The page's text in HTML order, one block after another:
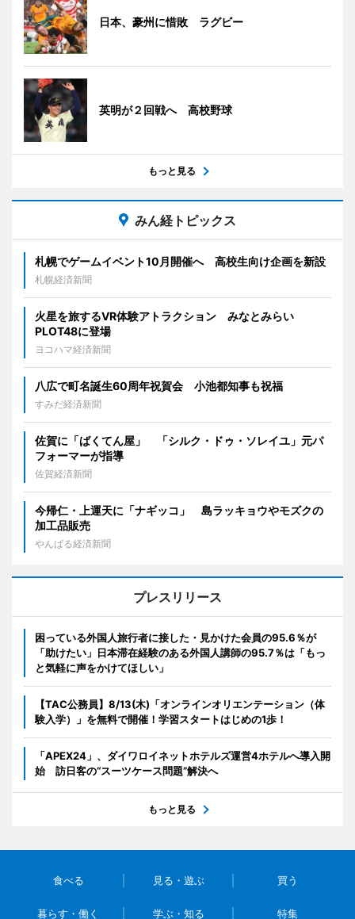
日本、豪州に惜敗 ラグビー
英明が２回戦へ 高校野球
もっと見る
みん経トピックス
札幌でゲームイベント10月開催へ 高校生向け企画を新設
札幌経済新聞
火星を旅するVR体験アトラクション みなとみらい
PLOT48に登場
ヨコハマ経済新聞
八広で町名誕生60周年祝賀会 小池都知事も祝福
すみだ経済新聞
佐賀に「ばくてん屋」 「シルク・ドゥ・ソレイユ」元パ
フォーマーが指導
佐賀経済新聞
今帰仁・上運天に「ナギッコ」 島ラッキョウやモズクの
加工品販売
やんばる経済新聞
プレスリリース
困っている外国人旅行者に接した・見かけた会員の95.6％が
「助けたい」日本滞在経験のある外国人講師の95.7％は「もっ
と気軽に声をかけてほしい」
【TAC公務員】8/13(木)「オンラインオリエンテーション（体
験入学）」を無料で開催！学習スタートはじめの1歩！
「APEX24」、ダイワロイネットホテルズ運営4ホテルへ導入開
始 訪日客の“スーツケース問題”解決へ
もっと見る
食べる 見る・遊ぶ 買う
暮らす・働く 学ぶ・知る 特集